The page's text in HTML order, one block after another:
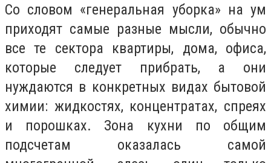
Со словом «генеральная уборка» на ум
приходят самые разные мысли, обычно
все те сектора квартиры, дома, офиса,
которые следует прибрать, а они
нуждаются в конкретных видах бытовой
химии: жидкостях, концентратах, спреях
и порошках. Зона кухни по общим
подсчетам оказалась самой